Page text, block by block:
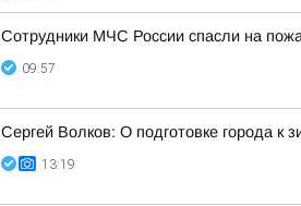
Сотрудники МЧС России спасли на
09:57
Сергей Волков: О подготовке города к
13:19